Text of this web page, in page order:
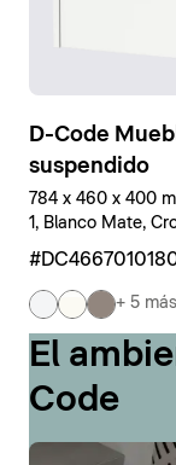
D-Code
suspendido
784 x 460 x 400
1, Blanco Mate,
+ 5 más
El
Code